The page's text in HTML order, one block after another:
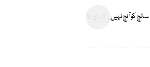
سانچ کو آنچ نہیں